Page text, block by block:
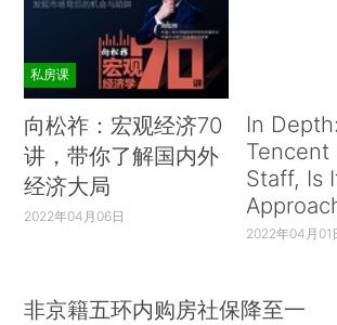
私房课
向松祚：宏观经济70
讲，带你了解国内外
经济大局
2022年04月06日
In
Tencent
Staff, Is
2022年04月01
非京籍五环内购房社保降至一